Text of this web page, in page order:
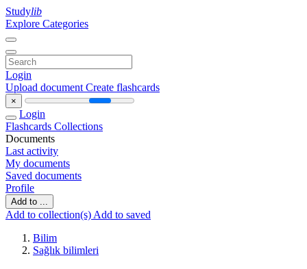
Studylib
Explore Categories
Login
Upload document Create flashcards
×
Login
Flashcards Collections
Documents
Last activity
My documents
Saved documents
Profile
Add to ...
Add to collection(s) Add to saved
Bilim
Sağlık bilimleri